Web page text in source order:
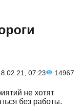
07:23 14967
не хотят
без работы.